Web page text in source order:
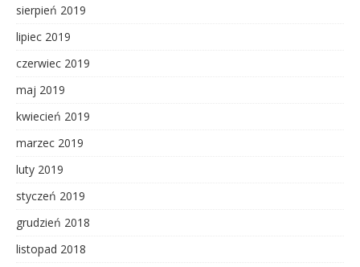
sierpień 2019
lipiec 2019
czerwiec 2019
maj 2019
kwiecień 2019
marzec 2019
luty 2019
styczeń 2019
grudzień 2018
listopad 2018